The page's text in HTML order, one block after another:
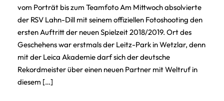
vom Porträt bis zum Teamfoto Am Mittwoch absolvierte
der RSV Lahn-Dill mit seinem offiziellen Fotoshooting den
ersten Auftritt der neuen Spielzeit 2018/2019. Ort des
Geschehens war erstmals der Leitz-Park in Wetzlar, denn
mit der Leica Akademie darf sich der deutsche
Rekordmeister über einen neuen Partner mit Weltruf in
diesem […]